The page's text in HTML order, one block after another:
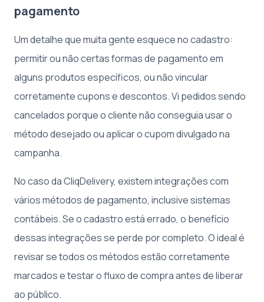
pagamento
Um detalhe que muita gente esquece no cadastro:
permitir ou não certas formas de pagamento em
alguns produtos específicos, ou não vincular
corretamente cupons e descontos. Vi pedidos sendo
cancelados porque o cliente não conseguia usar o
método desejado ou aplicar o cupom divulgado na
campanha.
No caso da CliqDelivery, existem integrações com
vários métodos de pagamento, inclusive sistemas
contábeis. Se o cadastro está errado, o benefício
dessas integrações se perde por completo. O ideal é
revisar se todos os métodos estão corretamente
marcados e testar o fluxo de compra antes de liberar
ao público.